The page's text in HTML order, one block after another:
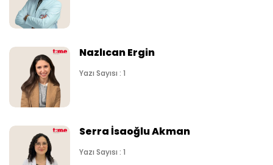
Nazlıcan Ergin
Yazı Sayısı : 1
Serra İsaoğlu Akman
Yazı Sayısı : 1